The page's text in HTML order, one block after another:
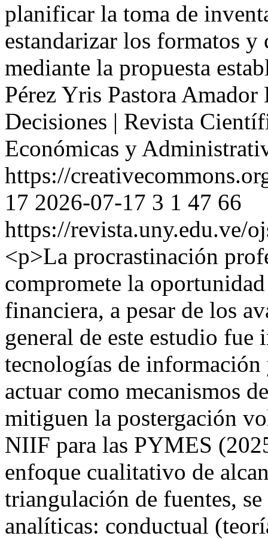
planificar la toma de
estandarizar los formatos
mediante la propuesta
Pérez Yris Pastora Amador
Decisiones | Revista
Económicas y
https://
17 2026-07-17 3 1 47 66
https://revista.uny.edu.ve/
<p>La procrastinación
compromete la
financiera, a pesar de los
general de este estudio fue
tecnologías de
actuar como mecanismos
mitiguen la postergación
NIIF para las PYMES
enfoque cualitativo de
triangulación de fuentes,
analíticas: conductual